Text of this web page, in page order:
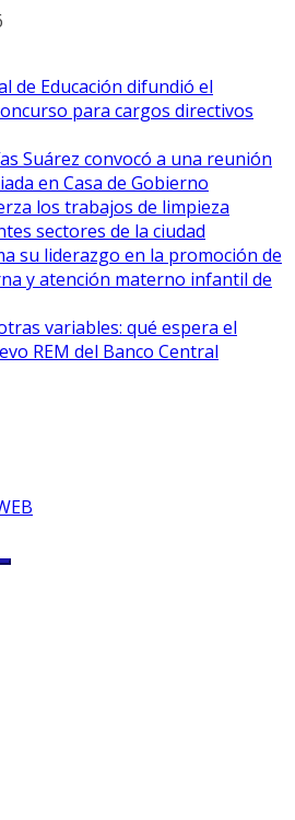
de Educación difundió el
para cargos directivos
Suárez convocó a una reunión
en Casa de Gobierno
los trabajos de limpieza
sectores de la ciudad
su liderazgo en la promoción de
y atención materno infantil de
variables: qué espera el
REM del Banco Central